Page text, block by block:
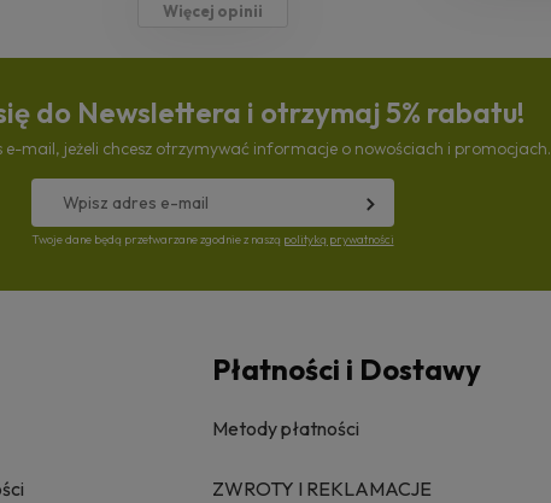
Więcej opinii
do Newslettera i otrzymaj 5% rabatu!
e-mail, jeżeli chcesz otrzymywać informacje o nowościach i promocjach.
Twoje dane będą przetwarzane zgodnie z naszą polityką prywatności
Płatności i Dostawy
Metody płatności
ZWROTY I REKLAMACJE